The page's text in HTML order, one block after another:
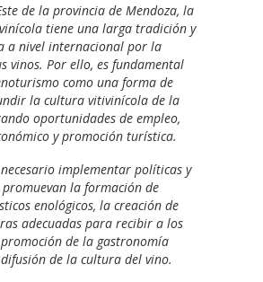
de la provincia de Mendoza, la
tiene una larga tradición y
a nivel internacional por la
vinos. Por ello, es fundamental
como una forma de
la cultura vitivinícola de la
oportunidades de empleo,
y promoción turística.
implementar políticas y
promuevan la formación de
enológicos, la creación de
adecuadas para recibir a los
de la gastronomía
de la cultura del vino.